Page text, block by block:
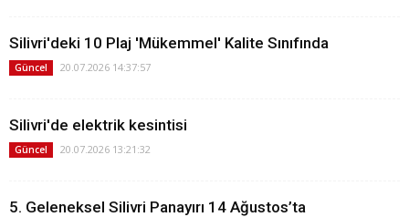
Silivri'deki 10 Plaj 'Mükemmel' Kalite Sınıfında
Güncel 20.07.2026 14:37:57
Silivri'de elektrik kesintisi
Güncel 20.07.2026 13:21:32
5. Geleneksel Silivri Panayırı 14 Ağustos’ta